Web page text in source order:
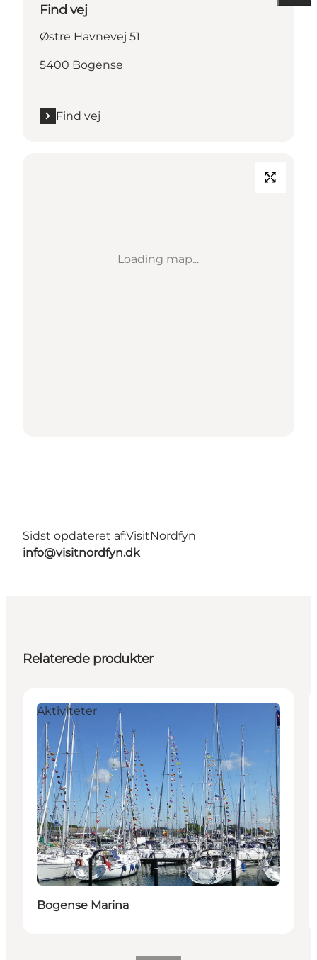
Find vej
Østre Havnevej 51
5400 Bogense
Find vej
Loading map...
Sidst opdateret af:VisitNordfyn
info@visitnordfyn.dk
Relaterede produkter
Aktiviteter
Bogense Marina